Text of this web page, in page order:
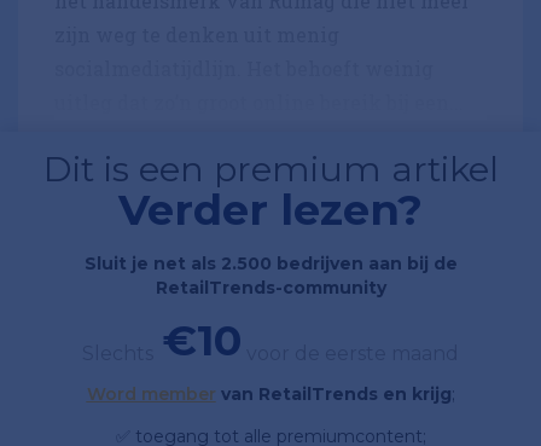
Dit is een premium artikel
Verder lezen?
Sluit je net als 2.500 bedrijven aan bij de
RetailTrends-community
€10
Word member van RetailTrends en krijg;
✅ toegang tot alle premiumcontent;